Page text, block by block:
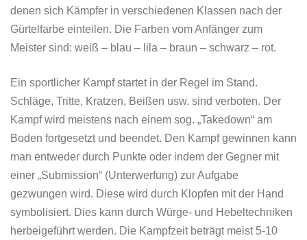
denen sich Kämpfer in verschiedenen Klassen nach der
Gürtelfarbe einteilen. Die Farben vom Anfänger zum
Meister sind: weiß – blau – lila – braun – schwarz – rot.
Ein sportlicher Kampf startet in der Regel im Stand.
Schläge, Tritte, Kratzen, Beißen usw. sind verboten. Der
Kampf wird meistens nach einem sog. „Takedown“ am
Boden fortgesetzt und beendet. Den Kampf gewinnen kann
man entweder durch Punkte oder indem der Gegner mit
einer „Submission“ (Unterwerfung) zur Aufgabe
gezwungen wird. Diese wird durch Klopfen mit der Hand
symbolisiert. Dies kann durch Würge- und Hebeltechniken
herbeigeführt werden. Die Kampfzeit beträgt meist 5-10